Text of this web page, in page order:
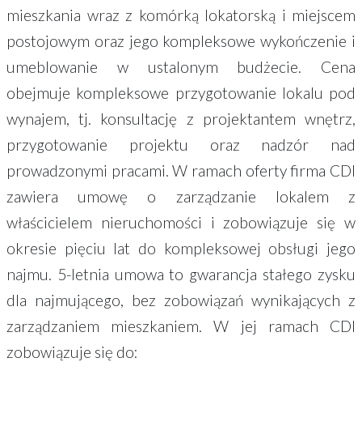
mieszkania wraz z komórką lokatorską i miejscem
postojowym oraz jego kompleksowe wykończenie i
umeblowanie w ustalonym budżecie. Cena
obejmuje kompleksowe przygotowanie lokalu pod
wynajem, tj. konsultację z projektantem wnętrz,
przygotowanie projektu oraz nadzór nad
prowadzonymi pracami. W ramach oferty firma CDI
zawiera umowę o zarządzanie lokalem z
właścicielem nieruchomości i zobowiązuje się w
okresie pięciu lat do kompleksowej obsługi jego
najmu. 5-letnia umowa to gwarancja stałego zysku
dla najmującego, bez zobowiązań wynikających z
zarządzaniem mieszkaniem. W jej ramach CDI
zobowiązuje się do: